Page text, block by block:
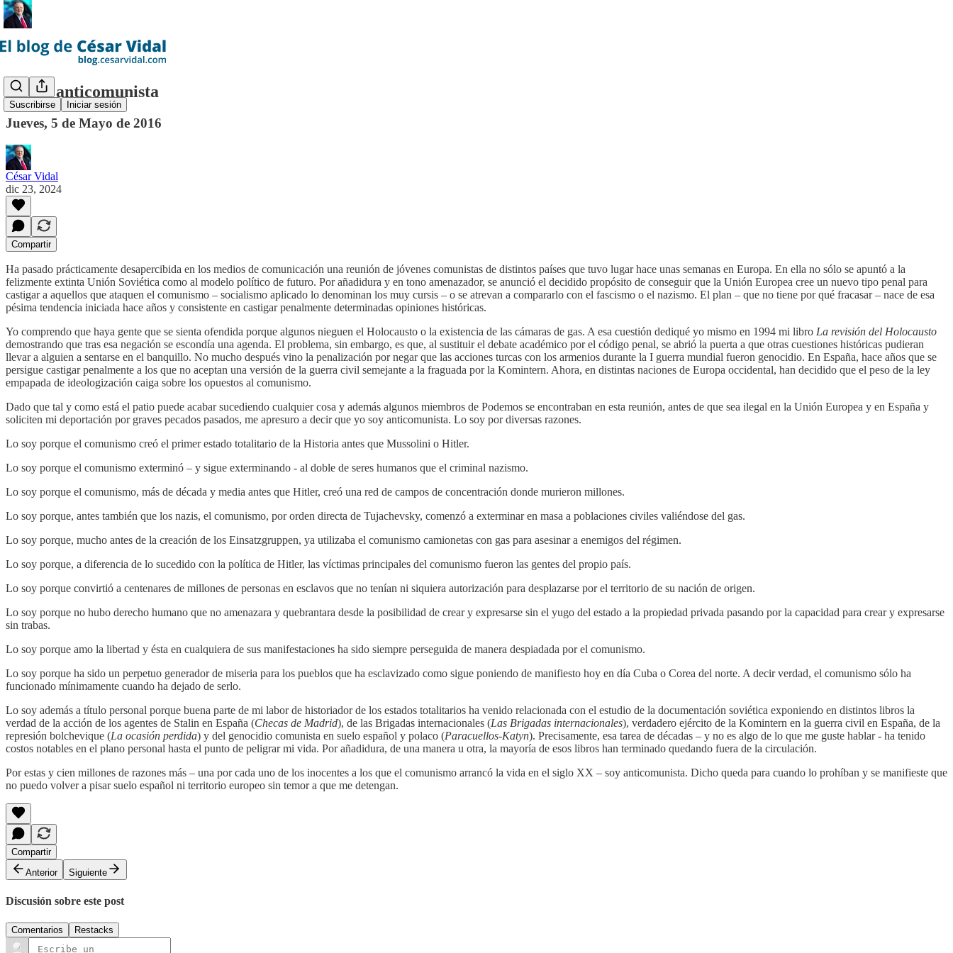
Suscribirse Iniciar sesión
Yo soy anticomunista
Jueves, 5 de Mayo de 2016
César Vidal
dic 23, 2024
Compartir
Ha pasado prácticamente desapercibida en los medios de comunicación una reunión de jóvenes comunistas de distintos países que tuvo lugar hace unas semanas en Europa. En ella no sólo se apuntó a la
felizmente extinta Unión Soviética como al modelo político de futuro. Por añadidura y en tono amenazador, se anunció el decidido propósito de conseguir que la Unión Europea cree un nuevo tipo penal para
castigar a aquellos que ataquen el comunismo – socialismo aplicado lo denominan los muy cursis – o se atrevan a compararlo con el fascismo o el nazismo. El plan – que no tiene por qué fracasar – nace de esa
pésima tendencia iniciada hace años y consistente en castigar penalmente determinadas opiniones históricas.
Yo comprendo que haya gente que se sienta ofendida porque algunos nieguen el Holocausto o la existencia de las cámaras de gas. A esa cuestión dediqué yo mismo en 1994 mi libro La revisión del Holocausto
demostrando que tras esa negación se escondía una agenda. El problema, sin embargo, es que, al sustituir el debate académico por el código penal, se abrió la puerta a que otras cuestiones históricas pudieran
llevar a alguien a sentarse en el banquillo. No mucho después vino la penalización por negar que las acciones turcas con los armenios durante la I guerra mundial fueron genocidio. En España, hace años que se
persigue castigar penalmente a los que no aceptan una versión de la guerra civil semejante a la fraguada por la Komintern. Ahora, en distintas naciones de Europa occidental, han decidido que el peso de la ley
empapada de ideologización caiga sobre los opuestos al comunismo.
Dado que tal y como está el patio puede acabar sucediendo cualquier cosa y además algunos miembros de Podemos se encontraban en esta reunión, antes de que sea ilegal en la Unión Europea y en España y
soliciten mi deportación por graves pecados pasados, me apresuro a decir que yo soy anticomunista. Lo soy por diversas razones.
Lo soy porque el comunismo creó el primer estado totalitario de la Historia antes que Mussolini o Hitler.
Lo soy porque el comunismo exterminó – y sigue exterminando - al doble de seres humanos que el criminal nazismo.
Lo soy porque el comunismo, más de década y media antes que Hitler, creó una red de campos de concentración donde murieron millones.
Lo soy porque, antes también que los nazis, el comunismo, por orden directa de Tujachevsky, comenzó a exterminar en masa a poblaciones civiles valiéndose del gas.
Lo soy porque, mucho antes de la creación de los Einsatzgruppen, ya utilizaba el comunismo camionetas con gas para asesinar a enemigos del régimen.
Lo soy porque, a diferencia de lo sucedido con la política de Hitler, las víctimas principales del comunismo fueron las gentes del propio país.
Lo soy porque convirtió a centenares de millones de personas en esclavos que no tenían ni siquiera autorización para desplazarse por el territorio de su nación de origen.
Lo soy porque no hubo derecho humano que no amenazara y quebrantara desde la posibilidad de crear y expresarse sin el yugo del estado a la propiedad privada pasando por la capacidad para crear y expresarse
sin trabas.
Lo soy porque amo la libertad y ésta en cualquiera de sus manifestaciones ha sido siempre perseguida de manera despiadada por el comunismo.
Lo soy porque ha sido un perpetuo generador de miseria para los pueblos que ha esclavizado como sigue poniendo de manifiesto hoy en día Cuba o Corea del norte. A decir verdad, el comunismo sólo ha
funcionado mínimamente cuando ha dejado de serlo.
Lo soy además a título personal porque buena parte de mi labor de historiador de los estados totalitarios ha venido relacionada con el estudio de la documentación soviética exponiendo en distintos libros la
verdad de la acción de los agentes de Stalin en España (Checas de Madrid), de las Brigadas internacionales (Las Brigadas internacionales), verdadero ejército de la Komintern en la guerra civil en España, de la
represión bolchevique (La ocasión perdida) y del genocidio comunista en suelo español y polaco (Paracuellos-Katyn). Precisamente, esa tarea de décadas – y no es algo de lo que me guste hablar - ha tenido
costos notables en el plano personal hasta el punto de peligrar mi vida. Por añadidura, de una manera u otra, la mayoría de esos libros han terminado quedando fuera de la circulación.
Por estas y cien millones de razones más – una por cada uno de los inocentes a los que el comunismo arrancó la vida en el siglo XX – soy anticomunista. Dicho queda para cuando lo prohíban y se manifieste que
no puedo volver a pisar suelo español ni territorio europeo sin temor a que me detengan.
Compartir
Anterior
Siguiente
Discusión sobre este post
Comentarios Restacks